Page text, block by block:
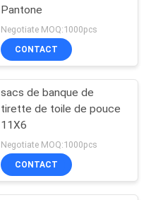
Pantone
Negotiate MOQ:1000pcs
CONTACT
sacs de banque de
tirette de toile de pouce
11X6
Negotiate MOQ:1000pcs
CONTACT